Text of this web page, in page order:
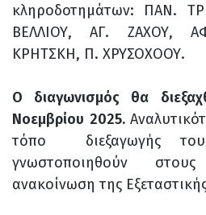
κληροδοτημάτων: ΠΑΝ.
ΒΕΛΛΙΟΥ, ΑΓ. ΖΑΧΟΥ,
ΚΡΗΤΣΚΗ, Π. ΧΡΥΣΟΧΟΟΥ.
Ο διαγωνισμός θα
Νοεμβρίου 2025.
τόπο διεξαγωγής
γνωστοποιηθούν
ανακοίνωση της